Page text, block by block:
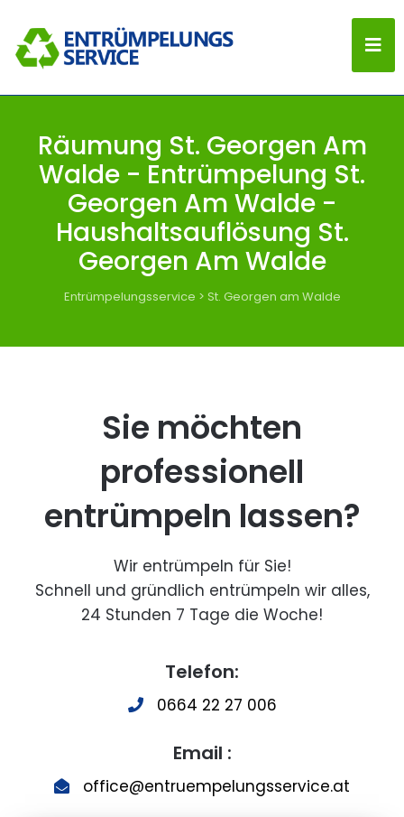
Räumung St. Georgen Am
Walde - Entrümpelung St.
Georgen Am Walde -
Haushaltsauflösung St.
Georgen Am Walde
Entrümpelungsservice > St. Georgen am Walde
Sie möchten
professionell
entrümpeln lassen?
Wir entrümpeln für Sie!
Schnell und gründlich entrümpeln wir alles,
24 Stunden 7 Tage die Woche!
Telefon:
0664 22 27 006
Email :
office@entruempelungsservice.at